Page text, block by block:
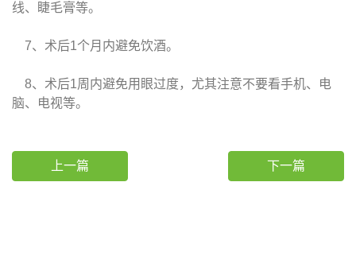
线、睫毛膏等。
7、术后1个月内避免饮酒。
8、术后1周内避免用眼过度，尤其注意不要看手机、电
脑、电视等。
上一篇 下一篇